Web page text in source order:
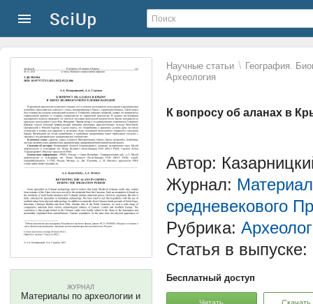
Научные статьи \ География.
Археология
К вопросу об аланах в
ЖУРНАЛ
Материалы по археологии и
Автор:
Журнал:
средневекового
Рубрика:
Статья в выпуске:
Бесплатный доступ
Читать Скачать